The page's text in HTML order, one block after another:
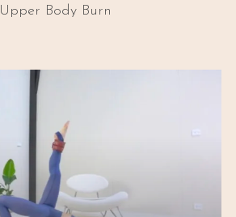
Upper Body Burn